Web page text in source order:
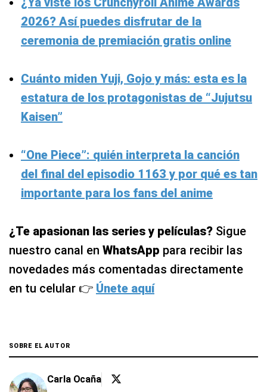
2026? Así puedes disfrutar de la
ceremonia de premiación gratis online
Cuánto miden Yuji, Gojo y más: esta es la
estatura de los protagonistas de “Jujutsu
Kaisen”
“One Piece”: quién interpreta la canción
del final del episodio 1163 y por qué es tan
importante para los fans del anime
¿Te apasionan las series y películas? Sigue
nuestro canal en WhatsApp para recibir las
novedades más comentadas directamente
en tu celular 👉 Únete aquí
SOBRE EL AUTOR
Carla Ocaña